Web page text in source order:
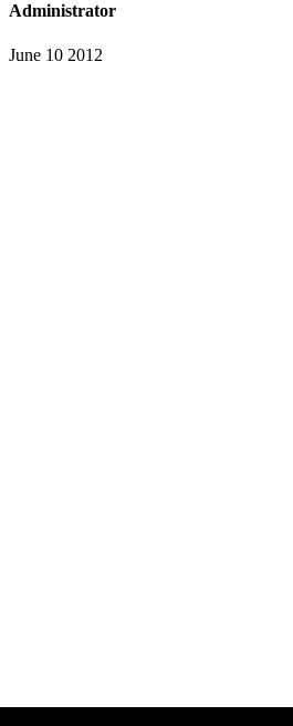
Administrator
June 10 2012